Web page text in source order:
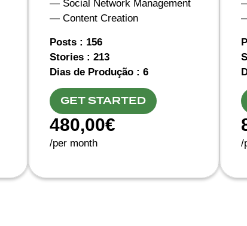
— Social Network Management
— Content Creation
Posts : 156
Stories : 213
Dias de Produção : 6
GET STARTED
480,00€
/per month /